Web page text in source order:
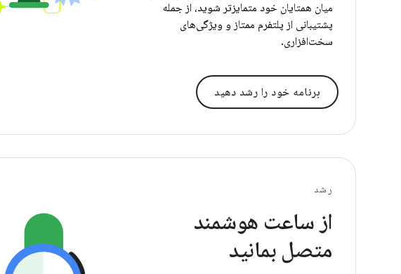
میان همتایان خود متمایزتر شوید، از جمله
پشتیبانی از پلتفرم ممتاز و ویژگی‌های
سخت‌افزاری.
برنامه خود را رشد دهید
رشد
از ساعت هوشمند
متصل بمانید